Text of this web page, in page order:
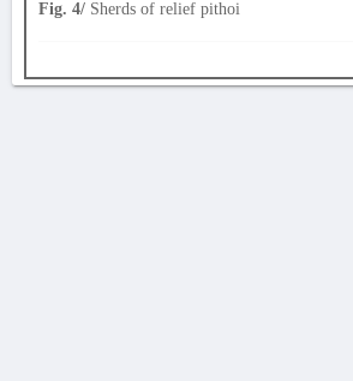
Fig. 4/ Sherds of relief pithoi